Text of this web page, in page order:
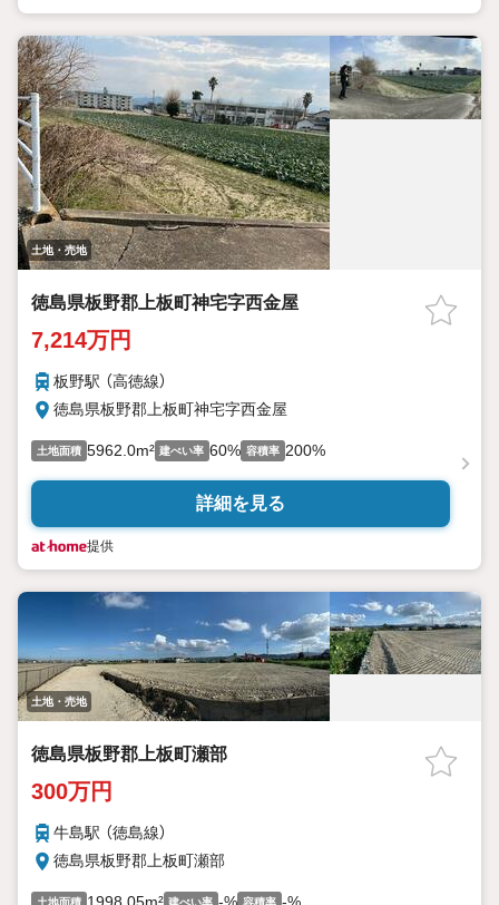
土地・売地
徳島県板野郡上板町神宅字西金屋
7,214万円
板野駅 （高徳線）
徳島県板野郡上板町神宅字西金屋
土地面積 5962.0m² 建ぺい率 60% 容積率 200%
詳細を見る
提供
土地・売地
徳島県板野郡上板町瀬部
300万円
牛島駅 （徳島線）
徳島県板野郡上板町瀬部
土地面積 建ぺい率 容積率